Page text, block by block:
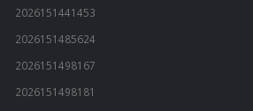
2026151441453
2026151485624
2026151498167
2026151498181